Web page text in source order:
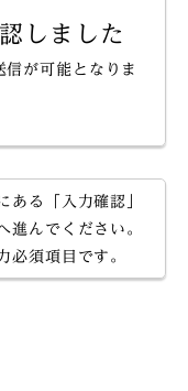
しました
が可能となりま
ある「入力確認」
進んでください。
必須項目です。